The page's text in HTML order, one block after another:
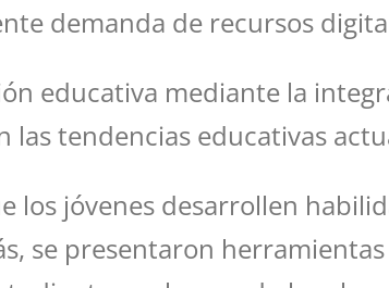
demanda de recursos
educativa mediante la
las tendencias educativas
jóvenes desarrollen
se presentaron